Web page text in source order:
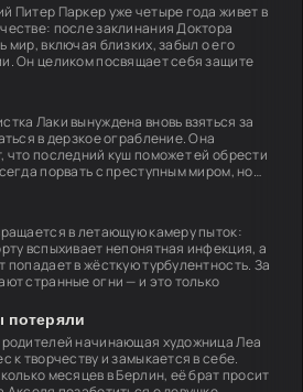
Питер Паркер уже четыре года живет в
после заклинания Доктора
мир, включая близких, забыл о его
Он целиком посвящает себя защите
Лаки вынуждена вновь взяться за
в дерзкое ограбление. Она
что последний куш поможет ей обрести
порвать с преступным миром, но
в летающую камеру пыток:
вспыхивает непонятная инфекция, а
попадает в жёсткую турбулентность. За
странные огни — и это только
потеряли
начинающая художница Леа
к творчеству и замыкается в себе.
месяцев в Берлин, её брат просит